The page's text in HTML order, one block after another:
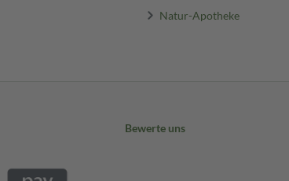
Natur-Apotheke
Bewerte uns